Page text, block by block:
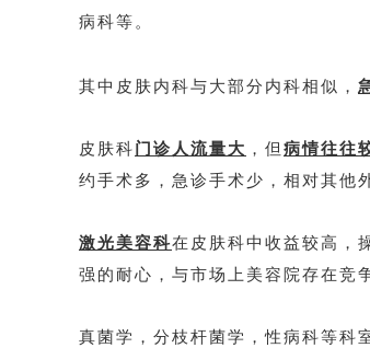
病科等。
其中皮肤内科与大部分内科相似，
皮肤科门诊人流量大 ，但 病情往往
约手术多，急诊手术少，相对其他
激光美容科在皮肤科中收益较高，
强的耐心，与市场上美容院存在竞
真菌学，分枝杆菌学，性病科等科